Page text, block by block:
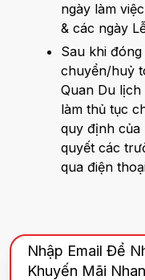
ngày làm
& các ngày
Sau khi
chuyển/huỷ
Quan Du
làm thủ tục
quy định của
quyết các
qua điện
Nhập Email Để
Khuyến Mãi